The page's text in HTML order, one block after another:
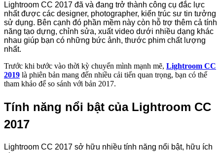
Lightroom CC 2017 đã và đang trở thành công cụ đắc lực
nhất được các designer, photographer, kiến trúc sư tin tưởng
sử dụng. Bên cạnh đó phần mềm này còn hỗ trợ thêm cả tính
năng tạo dựng, chỉnh sửa, xuất video dưới nhiều dạng khác
nhau giúp bạn có những bức ảnh, thước phim chất lượng
nhất.
Trước khi bước vào thời kỳ chuyển mình mạnh mẽ, Lightroom CC
2019 là phiên bản mang đến nhiều cải tiến quan trọng, bạn có thể
tham khảo để so sánh với bản 2017.
Tính năng nổi bật của Lightroom CC
2017
Lightroom CC 2017 sở hữu nhiều tính năng nổi bật, hữu ích